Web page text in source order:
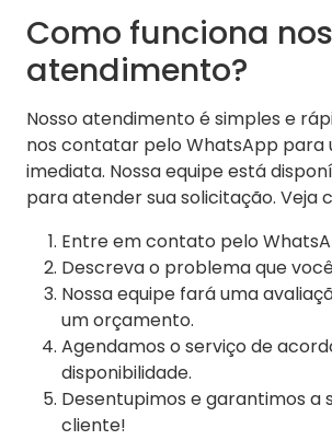
Como funciona
atendimento?
Nosso atendimento é simples e
nos contatar pelo WhatsApp para
imediata. Nossa equipe está
para atender sua solicitação. Veja
Entre em contato pelo
Descreva o problema que
Nossa equipe fará uma
um orçamento.
Agendamos o serviço de
disponibilidade.
Desentupimos e garantimos a
cliente!